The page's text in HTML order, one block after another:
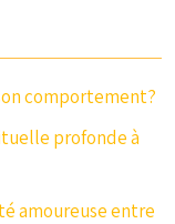
comportement?
profonde à
amoureuse entre